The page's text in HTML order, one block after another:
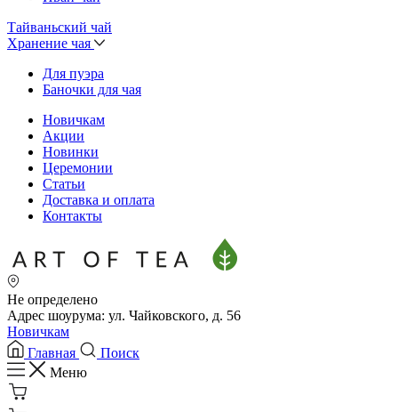
Тайваньский чай
Хранение чая
Для пуэра
Баночки для чая
Новичкам
Акции
Новинки
Церемонии
Статьи
Доставка и оплата
Контакты
Не определено
Адрес шоурума: ул. Чайковского, д. 56
Новичкам
Главная
Поиск
Меню